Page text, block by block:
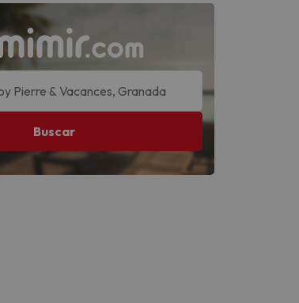
Buscar